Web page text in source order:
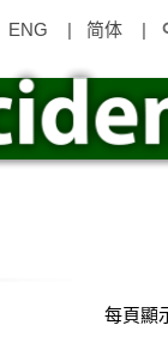
ENG | 简体 |
每頁顯